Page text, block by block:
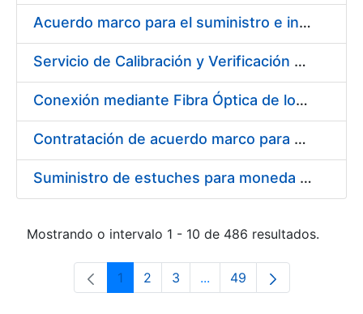
Acuerdo marco para el suministro e instalación de persianas, estores y otros complementos
Servicio de Calibración y Verificación Externa de los Equipos de Medición del Servicio de Prevención de la FNMT-RCM
Conexión mediante Fibra Óptica de los Centros de Proceso de Datos (CPDs) de las sedes de la FNMT-RCM de Burgos y Madrid
Contratación de acuerdo marco para el Suministro de Material de Electricidad para la Fábrica Nacional de Moneda y Timbre-Real Casa de la Moneda en su centro de trabajo de Burgos
Suministro de estuches para moneda de 30 €
Mostrando o intervalo 1 - 10 de 486 resultados.
Páxina
1 Páxina
2 Páxina
3 ...Páxinas intermedias Use
Páxina
49